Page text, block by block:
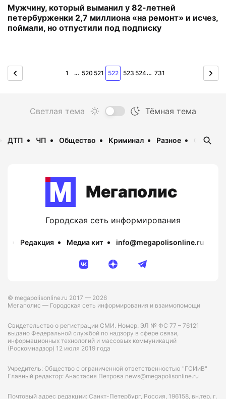
Мужчину, который выманил у 82-летней
петербурженки 2,7 миллиона «на ремонт» и исчез,
поймали, но отпустили под подписку
1 … 520 521 522 523 524… 731
ДТП ЧП Общество Криминал Разное
Мегаполис
Городская сеть информирования
Редакция Медиа кит info@megapolisonline.ru
© megapolisonline.ru 2017 — 2026
Мегаполис — Городская сеть информирования и взаимопомощи
Свидетельство о регистрации СМИ. Номер: ЭЛ № ФС 77 – 76121
выдано Федеральной службой по надзору в сфере связи,
информационных технологий и массовых коммуникаций
(Роскомнадзор) 12 июля 2019 года
Учредитель: Общество с ограниченной ответственностью "ГСИиВ"
Главный редактор: Анастасия Петрова news@megapolisonline.ru
Почтовый адрес редакции: Санкт-Петербург, Россия, 196158, вн.тер. г.